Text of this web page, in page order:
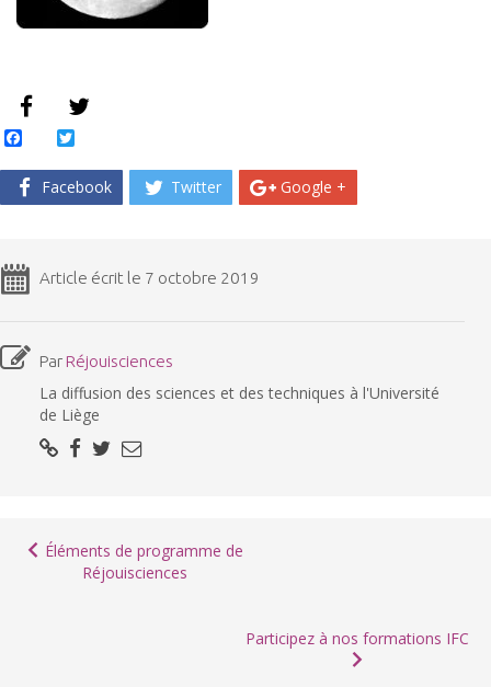
Facebook
Facebook Twitter Google +
Article écrit le 7 octobre 2019
Par Réjouisciences
La diffusion des sciences et des techniques à l'Université
de Liège
Éléments de programme de
Réjouisciences
Participez à nos formations IFC